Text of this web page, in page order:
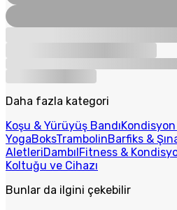
Daha fazla kategori
Koşu & Yürüyüş Bandı
YogaBoksTrambolinBarfiks &
AletleriDambılFitness &
Koltuğu ve Cihazı
Bunlar da ilgini çekebilir